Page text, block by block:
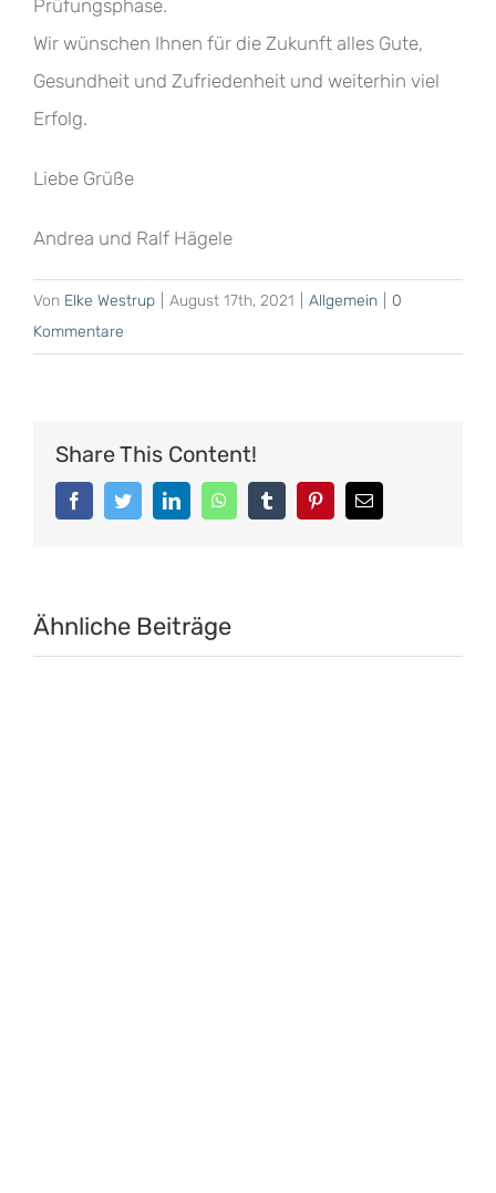
Prüfungsphase.
Wir wünschen Ihnen für die Zukunft alles Gute,
Gesundheit und Zufriedenheit und weiterhin viel
Erfolg.
Liebe Grüße
Andrea und Ralf Hägele
Von Elke Westrup August 17th, 2021 Allgemein
0
Kommentare
Share This Content!
FacebookTwitterLinkedInWhatsAppTumblr PinterestE-
Mail
Ähnliche Beiträge